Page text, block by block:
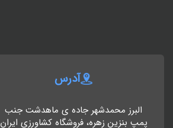
آدرس
البرز محمدشهر جاده ی ماهدشت جنب
پمپ بنزین زهره، فروشگاه کشاورزی ایران